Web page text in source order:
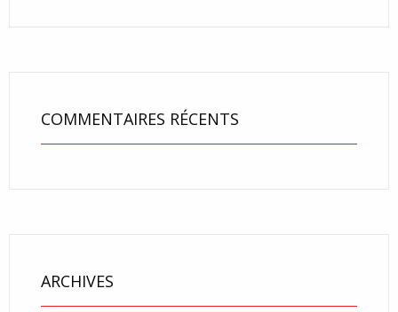
COMMENTAIRES RÉCENTS
ARCHIVES